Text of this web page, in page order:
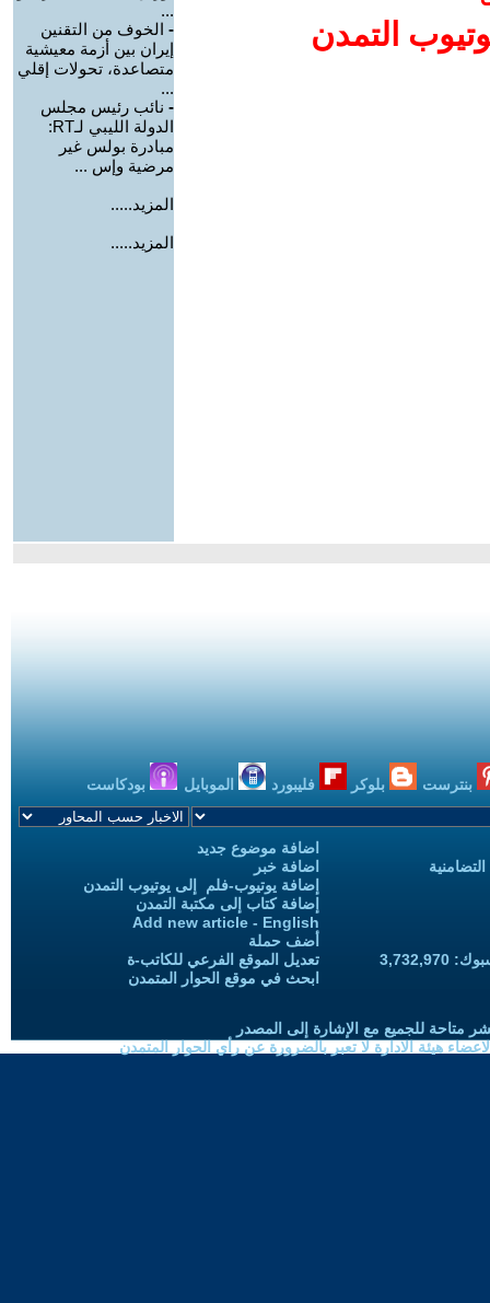
التمدن
...
- الخوف من التقنين
إيران بين أزمة معيشية
متصاعدة، تحولات إقلي
...
- نائب رئيس مجلس
الدولة الليبي لـRT:
مبادرة بولس غير
مرضية وإس ...
المزيد.....
المزيد.....
بنترست بلوكر فليبورد الموبايل بودكاست
اضافة موضوع جديد
اضافة خبر
إضافة يوتيوب-فلم إلى يوتيوب التمدن
إضافة كتاب إلى مكتبة التمدن
Add new article - English
أضف حملة
تعديل الموقع الفرعي للكاتب-ة
ابحث في موقع الحوار المتمدن
متاحة للجميع مع الإشارة إلى المصدر
هيئة الادارة لا تعبر بالضرورة عن رأي الحوار المتمدن